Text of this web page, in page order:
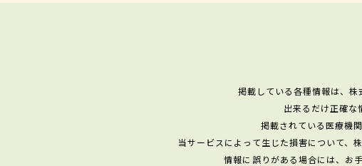
掲載している各種情報は、株
出来るだけ正確な
掲載されている医療機
当サービスによって生じた損害について、
情報に誤りがある場合には、お